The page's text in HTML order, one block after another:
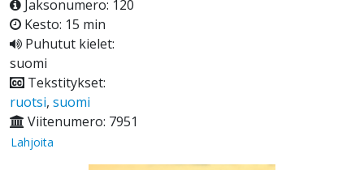
Jaksonumero: 120
Kesto: 15 min
Puhutut kielet:
suomi
Tekstitykset:
ruotsi, suomi
Viitenumero: 7951
Lahjoita